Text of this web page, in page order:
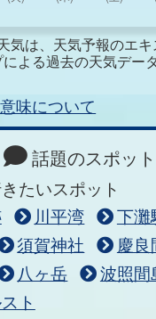
気は、天気予報のエキ
よる過去の天気デー
味について
話題のスポット
たいスポット
川平湾
下灘
須賀神社
慶良
八ヶ岳
波照間
ト